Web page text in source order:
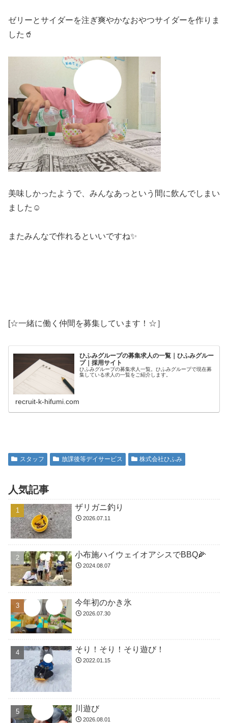
ゼリーとサイダーを注ぎ爽やかなおやつサイダーを作りま
した🥤
美味しかったようで、みんなあっという間に飲んでしまい
ました☺️
またみんなで作れるといいですね✨️
[☆一緒に働く仲間を募集しています！☆］
ひふみグループの募集求人の一覧｜ひふみグルー
プ｜採用サイト
ひふみグループの募集求人一覧。ひふみグループで現在募
集している求人の一覧をご紹介します。
recruit-k-hifumi.com
スタッフ 放課後等デイサービス 株式会社ひふみ
人気記事
ザリガニ釣り
2026.07.11
小布施ハイウェイオアシスでBBQ🌽
2024.08.07
今年初のかき氷
2026.07.30
そり！そり！そり遊び！
2022.01.15
川遊び
2026.08.01